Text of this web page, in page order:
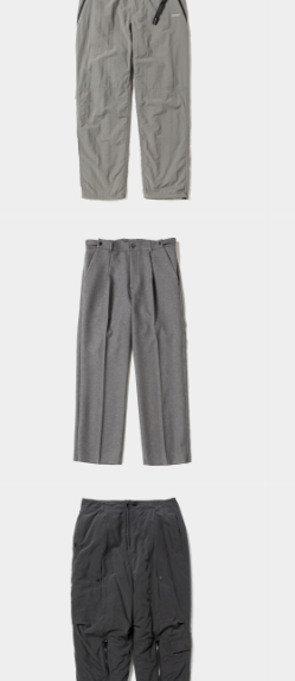
Active Insulation
Climbing
PT×GRAMICCI/Grey
Side Zip Polyester
Slacks/Grey